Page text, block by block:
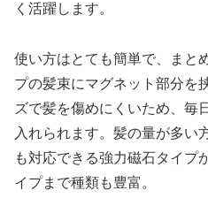
く活躍します。
使い方はとても簡単で、まと
プの髪束にマグネット部分を
ズで髪を傷めにくいため、毎
入れられます。髪の量が多い
も対応できる強力磁石タイプ
イプまで種類も豊富。